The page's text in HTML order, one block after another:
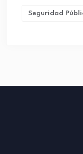
Seguridad